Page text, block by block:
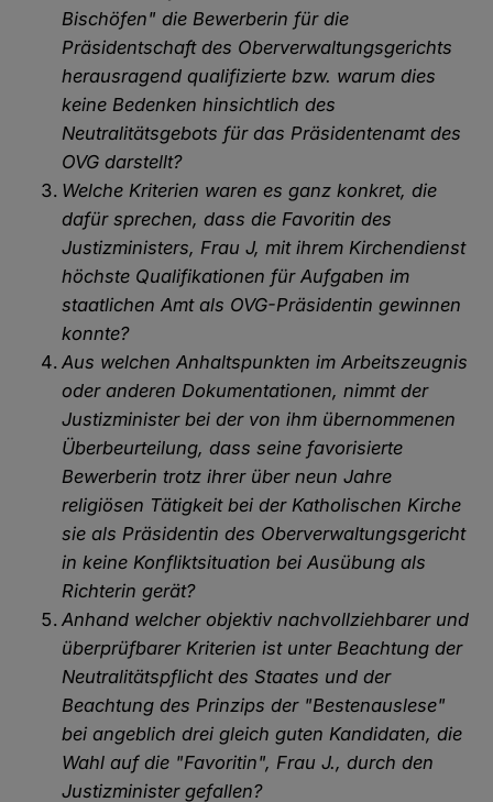
Bischöfen" die Bewerberin für die
Präsidentschaft des Oberverwaltungsgerichts
herausragend qualifizierte bzw. warum dies
keine Bedenken hinsichtlich des
Neutralitätsgebots für das Präsidentenamt des
OVG darstellt?
Welche Kriterien waren es ganz konkret, die
dafür sprechen, dass die Favoritin des
Justizministers, Frau J, mit ihrem Kirchendienst
höchste Qualifikationen für Aufgaben im
staatlichen Amt als OVG-Präsidentin gewinnen
konnte?
Aus welchen Anhaltspunkten im Arbeitszeugnis
oder anderen Dokumentationen, nimmt der
Justizminister bei der von ihm übernommenen
Überbeurteilung, dass seine favorisierte
Bewerberin trotz ihrer über neun Jahre
religiösen Tätigkeit bei der Katholischen Kirche
sie als Präsidentin des Oberverwaltungsgericht
in keine Konfliktsituation bei Ausübung als
Richterin gerät?
Anhand welcher objektiv nachvollziehbarer und
überprüfbarer Kriterien ist unter Beachtung der
Neutralitätspflicht des Staates und der
Beachtung des Prinzips der "Bestenauslese"
bei angeblich drei gleich guten Kandidaten, die
Wahl auf die "Favoritin", Frau J., durch den
Justizminister gefallen?